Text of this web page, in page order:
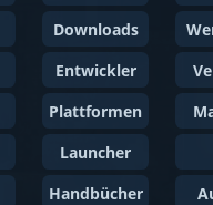
Downloads
Entwickler
Plattformen
Launcher
Handbücher